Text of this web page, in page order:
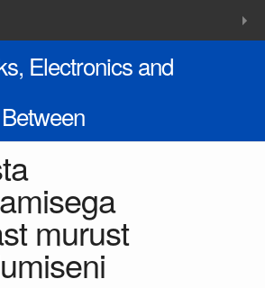
Electronics and
murust